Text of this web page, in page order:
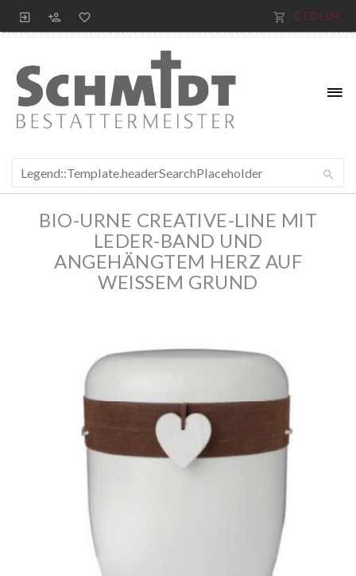
0,00 EUR
BIO-URNE CREATIVE-LINE MIT
LEDER-BAND UND
ANGEHÄNGTEM HERZ AUF
WEISSEM GRUND